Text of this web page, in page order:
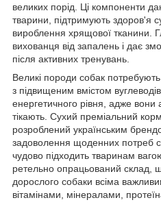
великих порід. Ці компоненти
тварини, підтримують здоров'я
вироблення хрящової тканини.
вихованця від запалень і дає
після активних тренувань.
Великі породи собак
з підвищеним вмістом
енергетичного рівня, адже вони
тікають. Сухий преміальний
розроблений українським
задоволення щоденних потреб
чудово підходить тваринам
ретельно опрацьований склад,
дорослого собаки всіма
вітамінами, мінералами,